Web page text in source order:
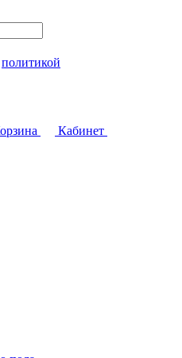
политикой
Кабинет